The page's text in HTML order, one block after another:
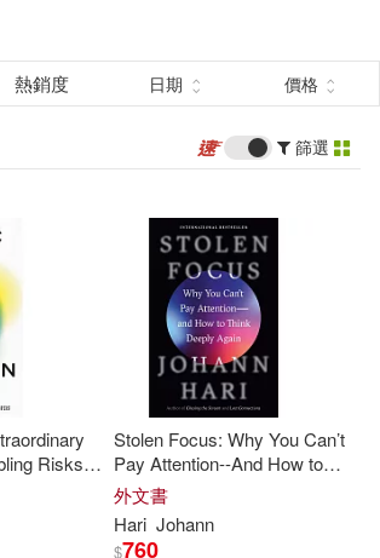
圖書(17)
Johann(11)
熱銷度 日期 價格
篩選
Risks of
Drugs
Stolen Focus: Why You Can’t
Pay Attention--And How to
Think Deeply Again
外文書
Hari Johann
$760